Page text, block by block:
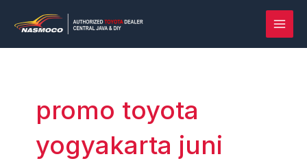
konten
promo toyota
yogyakarta juni